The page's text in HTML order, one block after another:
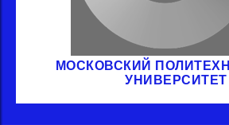
МОСКОВСКИЙ
УНИВЕРСИТЕТ